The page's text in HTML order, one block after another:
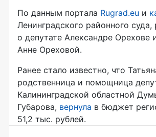
По данным портала Rugrad.eu и
Ленинградского районного суда,
о депутате Александре Орехове
Анне Ореховой.
Ранее стало известно, что
родственница и помощница
Калининградской областной
Губарова, вернула в бюджет
51,2 тыс. рублей.